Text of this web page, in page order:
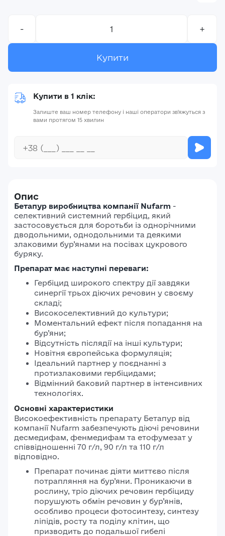
- +
Купити
Купити в 1 клік:
Залиште ваш номер телефону і наші оператори зв'яжуться з
вами протягом 15 хвилин
Опис
Бетапур виробництва компанії Nufarm -
селективний системний гербіцид, який
застосовується для боротьби із однорічними
дводольними, однодольними та деякими
злаковими бур’янами на посівах цукрового
буряку.
Препарат має наступні переваги:
Гербіцид широкого спектру дії завдяки
синергії трьох діючих речовин у своєму
складі;
Високоселективний до культури;
Моментальний ефект після попадання на
бур’яни;
Відсутність післядії на інші культури;
Новітня європейська формуляція;
Ідеальний партнер у поєднанні з
протизлаковими гербіцидами;
Відмінний баковий партнер в інтенсивних
технологіях.
Основні характеристики
Високоефективність препарату Бетапур від
компанії Nufarm забезпечують діючі речовини
десмедифам, фенмедифам та етофумезат у
співвідношенні 70 г/л, 90 г/л та 110 г/л
відповідно.
Препарат починає діяти миттєво після
потрапляння на бур’яни. Проникаючи в
рослину, тріо діючих речовин гербіциду
порушують обмін речовин у бур’янів,
особливо процеси фотосинтезу, синтезу
ліпідів, росту та поділу клітин, що
призводить до подальшої гибелі